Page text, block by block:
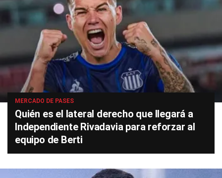
MERCADO DE PASES
Quién es el lateral derecho que llegará a
Independiente Rivadavia para reforzar al
equipo de Berti